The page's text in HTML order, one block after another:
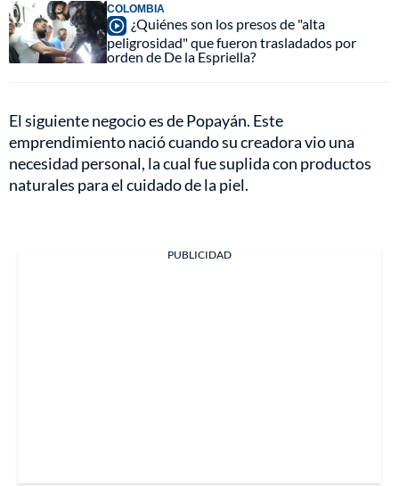
COLOMBIA
¿Quiénes son los presos de "alta
peligrosidad" que fueron trasladados por
orden de De la Espriella?
El siguiente negocio es de Popayán. Este
emprendimiento nació cuando su creadora vio una
necesidad personal, la cual fue suplida con productos
naturales para el cuidado de la piel.
PUBLICIDAD